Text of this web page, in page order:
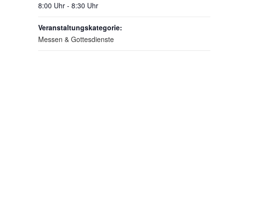
8:00 Uhr - 8:30 Uhr
Veranstaltungskategorie:
Messen & Gottesdienste